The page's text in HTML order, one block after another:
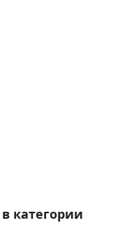
категории